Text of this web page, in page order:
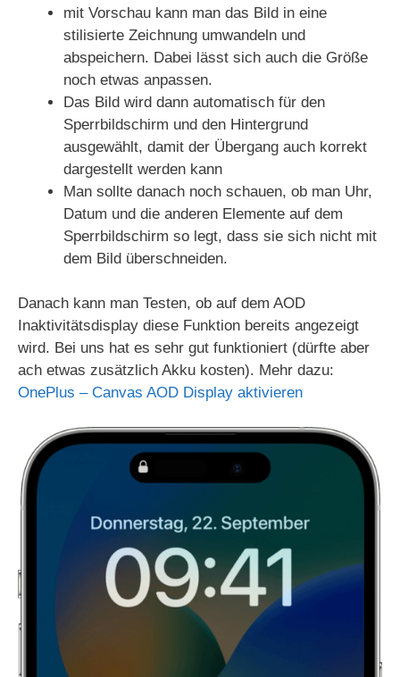
mit Vorschau kann man das Bild in eine
stilisierte Zeichnung umwandeln und
abspeichern. Dabei lässt sich auch die Größe
noch etwas anpassen.
Das Bild wird dann automatisch für den
Sperrbildschirm und den Hintergrund
ausgewählt, damit der Übergang auch korrekt
dargestellt werden kann
Man sollte danach noch schauen, ob man Uhr,
Datum und die anderen Elemente auf dem
Sperrbildschirm so legt, dass sie sich nicht mit
dem Bild überschneiden.
Danach kann man Testen, ob auf dem AOD
Inaktivitätsdisplay diese Funktion bereits angezeigt
wird. Bei uns hat es sehr gut funktioniert (dürfte aber
ach etwas zusätzlich Akku kosten). Mehr dazu:
OnePlus – Canvas AOD Display aktivieren